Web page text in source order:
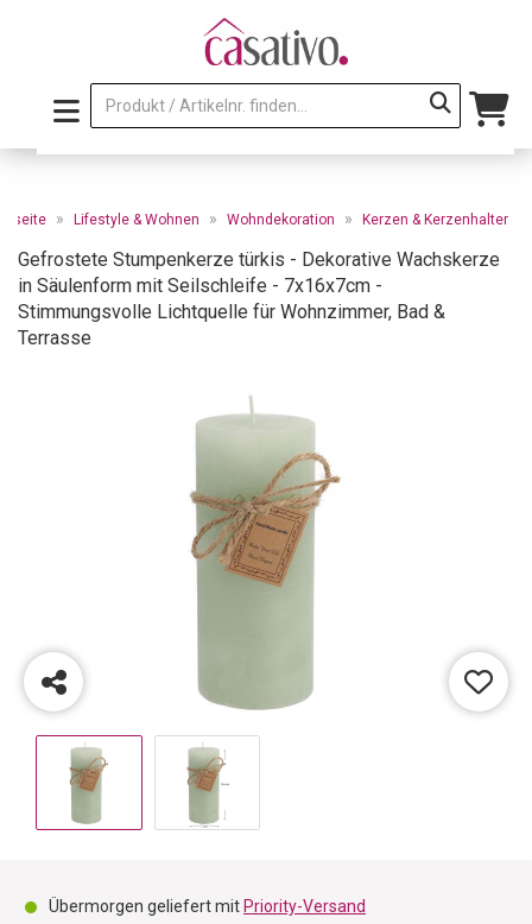
» Lifestyle & Wohnen » Wohndekoration » Kerzen & Kerzenhalter
Gefrostete Stumpenkerze türkis - Dekorative Wachskerze
in Säulenform mit Seilschleife - 7x16x7cm -
Stimmungsvolle Lichtquelle für Wohnzimmer, Bad &
Terrasse
Übermorgen geliefert mit Priority-Versand